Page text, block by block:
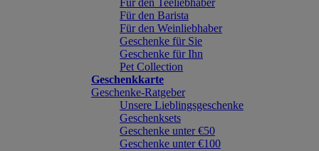
Für den Teeliebhaber
Für den Barista
Für den Weinliebhaber
Geschenke für Sie
Geschenke für Ihn
Pet Collection
Geschenkkarte
Geschenke-Ratgeber
Unsere Lieblingsgeschenke
Geschenksets
Geschenke unter €50
Geschenke unter €100